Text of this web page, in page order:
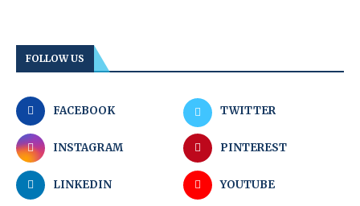
FOLLOW US
FACEBOOK TWITTER
INSTAGRAM PINTEREST
LINKEDIN YOUTUBE